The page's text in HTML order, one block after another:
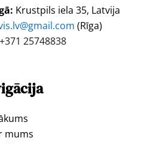
Krustpils iela 35, Latvija
(Rīga)
+371 25748838
mums